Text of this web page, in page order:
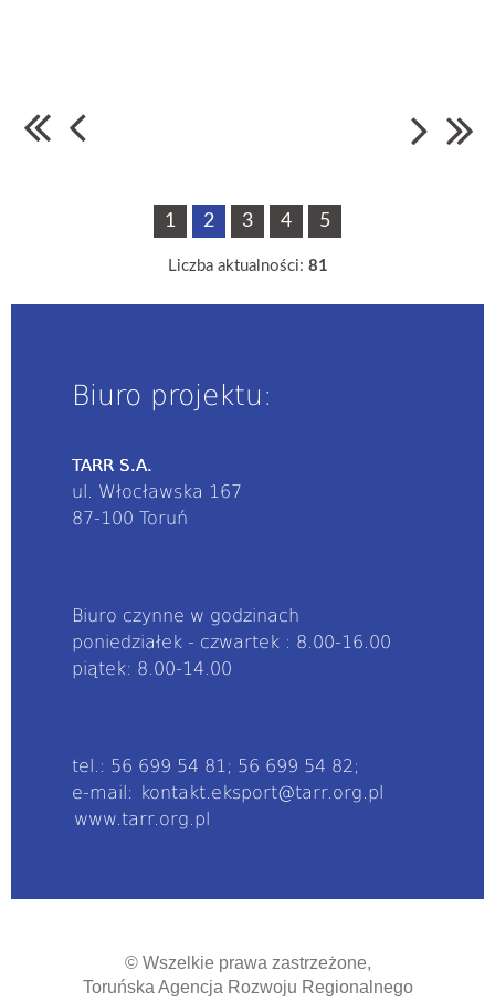
1 2 3 4 5
Liczba aktualności: 81
Biuro projektu:
TARR S.A.
ul. Włocławska 167
87-100 Toruń
Biuro czynne w godzinach
poniedziałek - czwartek : 8.00-16.00
piątek: 8.00-14.00
tel.: 56 699 54 81; 56 699 54 82;
e-mail: kontakt.eksport@tarr.org.pl
www.tarr.org.pl
© Wszelkie prawa zastrzeżone,
Toruńska Agencja Rozwoju Regionalnego